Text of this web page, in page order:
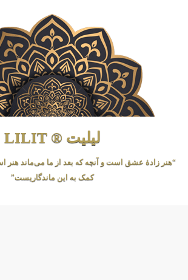
لیلیت ® LILIT
“هنر زادهٔ عشق است و آنچه که بعد از ما می‌ماند هنر
کمک به این ماندگاریست”